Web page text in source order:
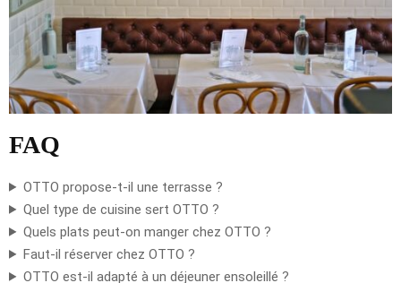
FAQ
OTTO propose-t-il une terrasse ?
Quel type de cuisine sert OTTO ?
Quels plats peut-on manger chez OTTO ?
Faut-il réserver chez OTTO ?
OTTO est-il adapté à un déjeuner ensoleillé ?